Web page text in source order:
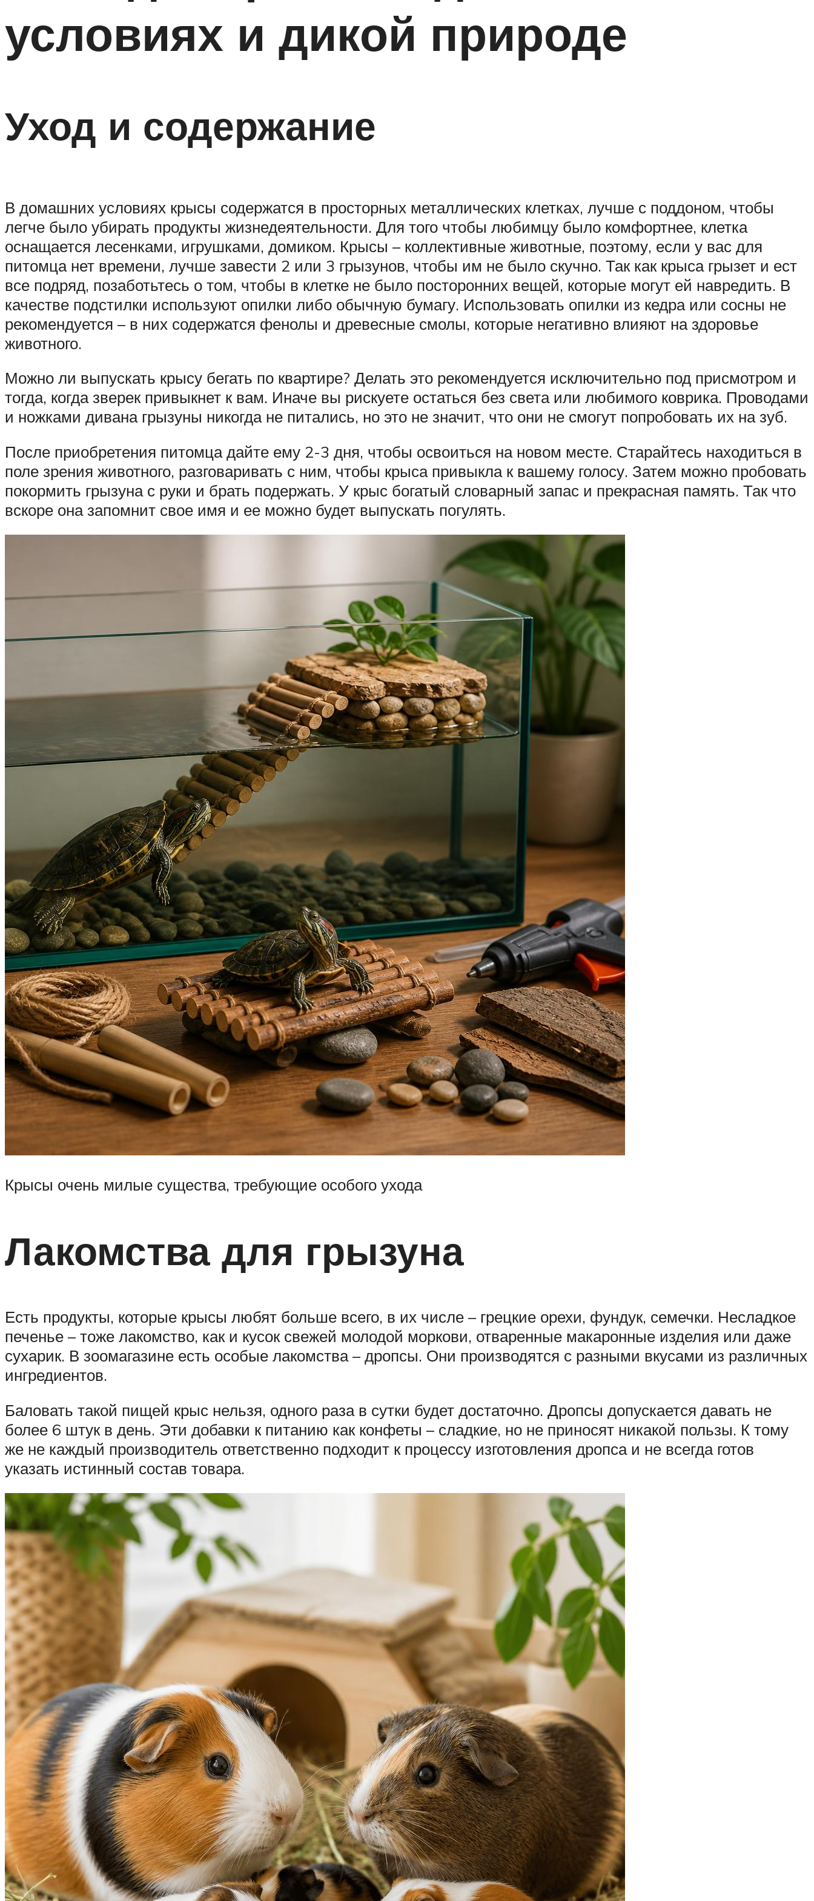
условиях и дикой природе
Уход и содержание
В домашних условиях крысы содержатся в просторных металлических клетках, лучше с поддоном, чтобы
легче было убирать продукты жизнедеятельности. Для того чтобы любимцу было комфортнее, клетка
оснащается лесенками, игрушками, домиком. Крысы – коллективные животные, поэтому, если у вас для
питомца нет времени, лучше завести 2 или 3 грызунов, чтобы им не было скучно. Так как крыса грызет и ест
все подряд, позаботьтесь о том, чтобы в клетке не было посторонних вещей, которые могут ей навредить. В
качестве подстилки используют опилки либо обычную бумагу. Использовать опилки из кедра или сосны не
рекомендуется – в них содержатся фенолы и древесные смолы, которые негативно влияют на здоровье
животного.
Можно ли выпускать крысу бегать по квартире? Делать это рекомендуется исключительно под присмотром и
тогда, когда зверек привыкнет к вам. Иначе вы рискуете остаться без света или любимого коврика. Проводами
и ножками дивана грызуны никогда не питались, но это не значит, что они не смогут попробовать их на зуб.
После приобретения питомца дайте ему 2-3 дня, чтобы освоиться на новом месте. Старайтесь находиться в
поле зрения животного, разговаривать с ним, чтобы крыса привыкла к вашему голосу. Затем можно пробовать
покормить грызуна с руки и брать подержать. У крыс богатый словарный запас и прекрасная память. Так что
вскоре она запомнит свое имя и ее можно будет выпускать погулять.
Крысы очень милые существа, требующие особого ухода
Лакомства для грызуна
Есть продукты, которые крысы любят больше всего, в их числе – грецкие орехи, фундук, семечки. Несладкое
печенье – тоже лакомство, как и кусок свежей молодой моркови, отваренные макаронные изделия или даже
сухарик. В зоомагазине есть особые лакомства – дропсы. Они производятся с разными вкусами из различных
ингредиентов.
Баловать такой пищей крыс нельзя, одного раза в сутки будет достаточно. Дропсы допускается давать не
более 6 штук в день. Эти добавки к питанию как конфеты – сладкие, но не приносят никакой пользы. К тому
же не каждый производитель ответственно подходит к процессу изготовления дропса и не всегда готов
указать истинный состав товара.